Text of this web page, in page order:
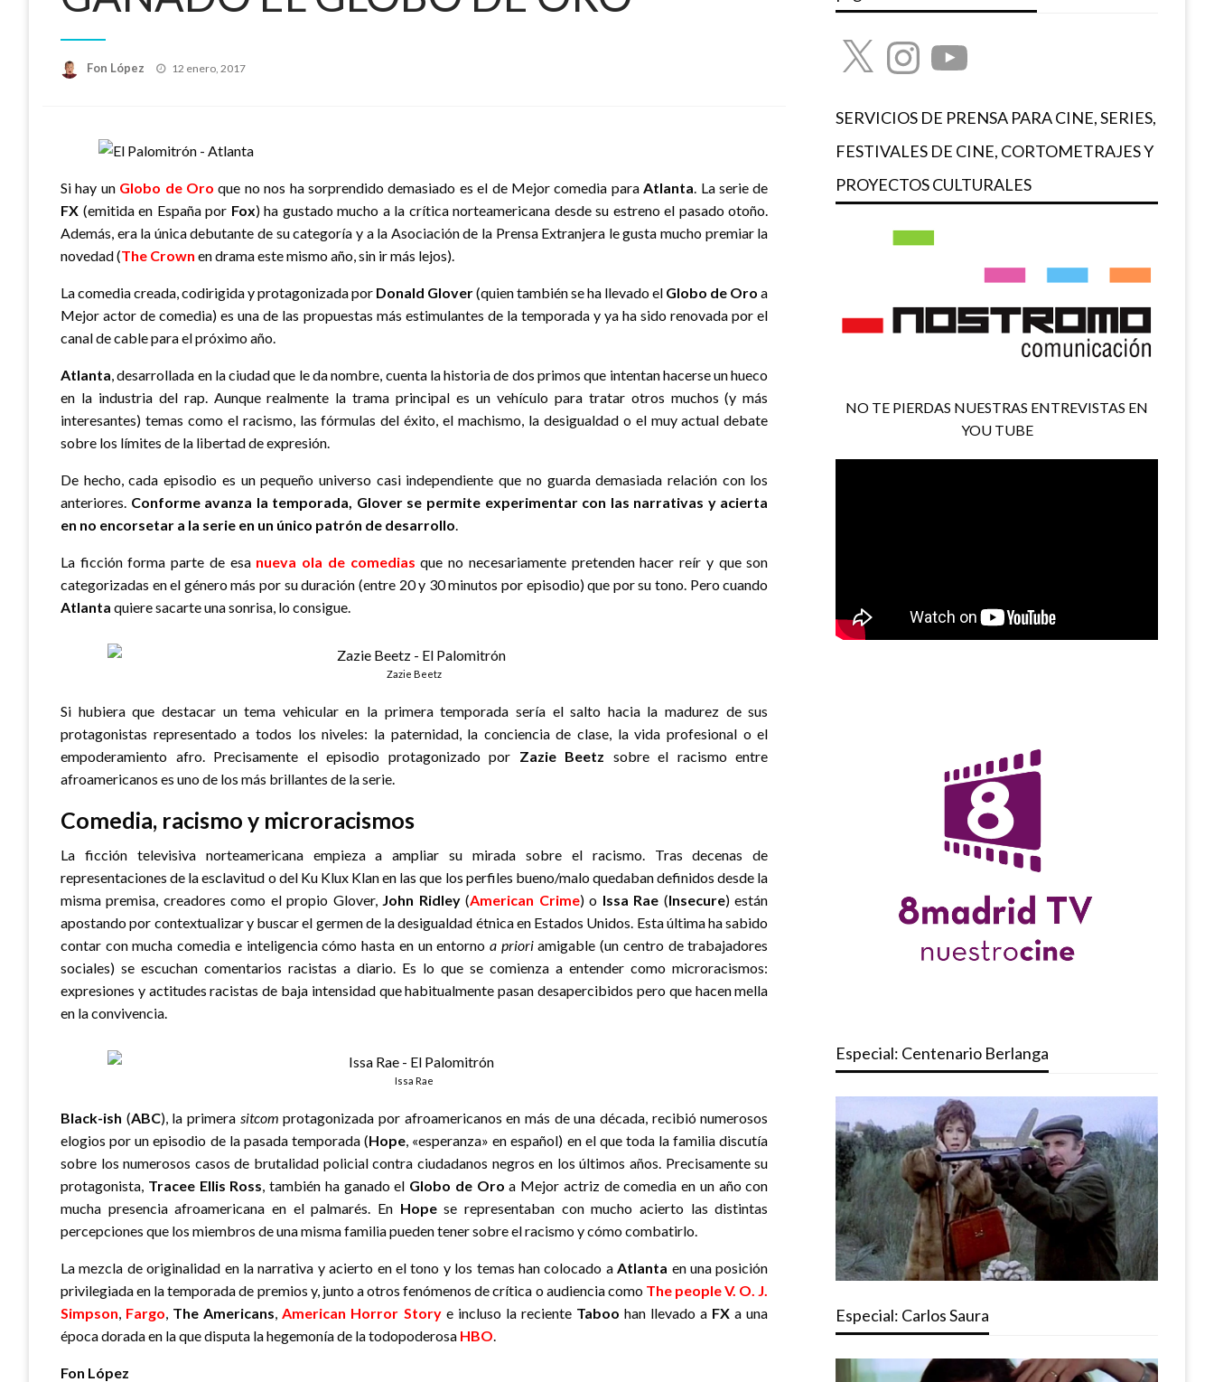
Fon López
Publicado
12 enero, 2017
Si hay un Globo de Oro que no nos ha sorprendido demasiado es el de Mejor comedia paraAtlanta. La serie de
FX (emitida en España por Fox) ha gustado mucho a la crítica norteamericana desde su estreno el pasado otoño.
Además, era la única debutante de su categoría y a la Asociación de la Prensa Extranjera le gusta mucho premiar la
novedad (The Crown en drama este mismo año, sin ir más lejos).
La comedia creada, codirigida y protagonizada por Donald Glover(quien también se ha llevado el Globo de Oro a
Mejor actor de comedia) es una de las propuestas más estimulantes de la temporada y ya ha sido renovada por el
canal de cable para el próximo año.
Atlanta, desarrollada en la ciudad que le da nombre, cuenta la historia de dos primos que intentan hacerse un hueco
en la industria del rap. Aunque realmente la trama principal es un vehículo para tratar otros muchos (y más
interesantes) temas como el racismo, las fórmulas del éxito, el machismo, la desigualdad o el muy actual debate
sobre los límites de la libertad de expresión.
De hecho, cada episodio es un pequeño universo casi independiente que no guarda demasiada relación con los
anteriores. Conforme avanza la temporada, Glover se permite experimentar con las narrativas y acierta
en no encorsetar a la serie en un único patrón de desarrollo.
La ficción forma parte de esa nueva ola de comedias que no necesariamente pretenden hacer reír y que son
categorizadas en el género más por su duración (entre 20 y 30 minutos por episodio) que por su tono. Pero cuando
Atlanta quiere sacarte una sonrisa, lo consigue.
Zazie Beetz
Si hubiera que destacar un tema vehicular en la primera temporada sería el salto hacia la madurez de sus
protagonistas representado a todos los niveles: la paternidad, la conciencia de clase, la vida profesional o el
empoderamiento afro. Precisamente el episodio protagonizado por Zazie Beetz sobre el racismo entre
afroamericanos es uno de los más brillantes de la serie.
Comedia, racismo y microracismos
La ficción televisiva norteamericana empieza a ampliar su mirada sobre el racismo. Tras decenas de
representaciones de la esclavitud o del Ku Klux Klan en las que los perfiles bueno/malo quedaban definidos desde la
misma premisa, creadores como el propio Glover, John Ridley(American Crime) o Issa Rae (Insecure) están
apostando por contextualizar y buscar el germen de la desigualdad étnica en Estados Unidos. Esta última ha sabido
contar con mucha comedia e inteligencia cómo hasta en un entorno a prioriamigable (un centro de trabajadores
sociales) se escuchan comentarios racistas a diario. Es lo que se comienza a entender como microracismos:
expresiones y actitudes racistas de baja intensidad que habitualmente pasan desapercibidos pero que hacen mella
en la convivencia.
Issa Rae
Black-ish (ABC), la primera sitcom protagonizada por afroamericanos en más de una década, recibió numerosos
elogios por un episodio de la pasada temporada (Hope, «esperanza» en español) en el que toda la familia discutía
sobre los numerosos casos de brutalidad policial contra ciudadanos negros en los últimos años. Precisamente su
protagonista, Tracee Ellis Ross, también ha ganado el Globo de Oro a Mejor actriz de comedia en un año con
mucha presencia afroamericana en el palmarés. En Hopese representaban con mucho acierto las distintas
percepciones que los miembros de una misma familia pueden tener sobre el racismo y cómo combatirlo.
La mezcla de originalidad en la narrativa y acierto en el tono y los temas han colocado aAtlanta en una posición
privilegiada en la temporada de premios y, junto a otros fenómenos de crítica o audiencia como The people V. O. J.
Simpson, Fargo, The Americans,American Horror Storye incluso la reciente Taboohan llevado a FX a una
época dorada en la que disputa la hegemonía de la todopoderosa HBO.
Fon López
X InstagramYouTube
SERVICIOS DE PRENSA PARA CINE, SERIES,
FESTIVALES DE CINE, CORTOMETRAJES Y
PROYECTOS CULTURALES
NO TE PIERDAS NUESTRAS ENTREVISTAS EN
YOU TUBE
Especial: Centenario Berlanga
Especial: Carlos Saura